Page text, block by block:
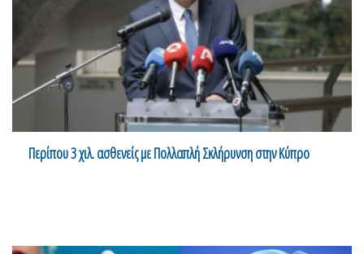
Περίπου 3 χιλ. ασθενείς με Πολλαπλή Σκλήρυνση στην Κύπρο